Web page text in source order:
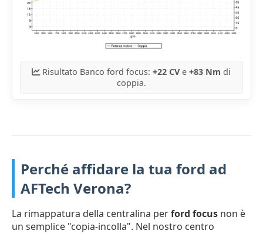
Risultato Banco ford focus:+22 CVe+83 Nm di
coppia.
Perché affidare la tua ford ad
AFTech Verona?
La rimappatura della centralina perford focus non è
un semplice "copia-incolla". Nel nostro centro